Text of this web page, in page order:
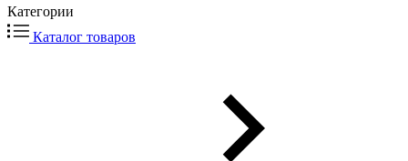
Категории
Каталог товаров